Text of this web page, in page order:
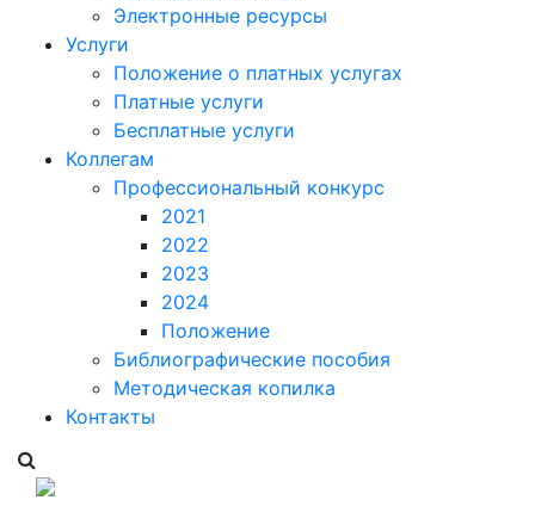
Электронные ресурсы
Услуги
Положение о платных услугах
Платные услуги
Бесплатные услуги
Коллегам
Профессиональный конкурс
2021
2022
2023
2024
Положение
Библиографические пособия
Методическая копилка
Контакты